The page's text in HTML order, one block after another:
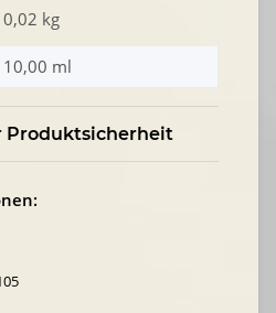
0,02 kg
10,00 ml
Produktsicherheit